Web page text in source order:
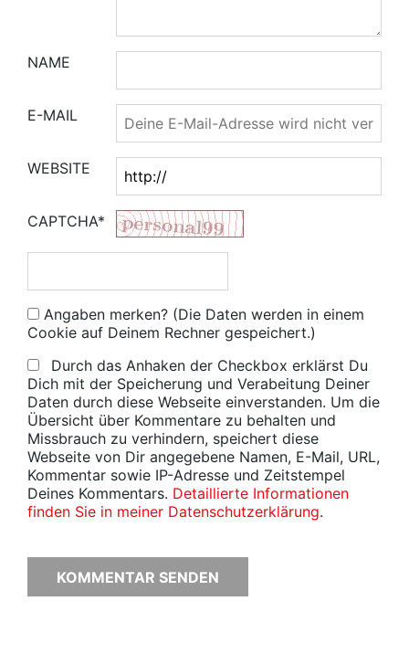
NAME
E-MAIL
WEBSITE
CAPTCHA*
Angaben merken? (Die Daten werden in einem
Cookie auf Deinem Rechner gespeichert.)
Durch das Anhaken der Checkbox erklärst Du
Dich mit der Speicherung und Verabeitung Deiner
Daten durch diese Webseite einverstanden. Um die
Übersicht über Kommentare zu behalten und
Missbrauch zu verhindern, speichert diese
Webseite von Dir angegebene Namen, E-Mail, URL,
Kommentar sowie IP-Adresse und Zeitstempel
Deines Kommentars. Detaillierte Informationen
finden Sie in meiner Datenschutzerklärung.